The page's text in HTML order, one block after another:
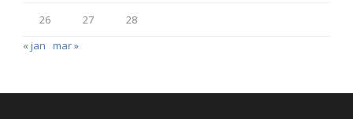
26 27
28
« jan mar »